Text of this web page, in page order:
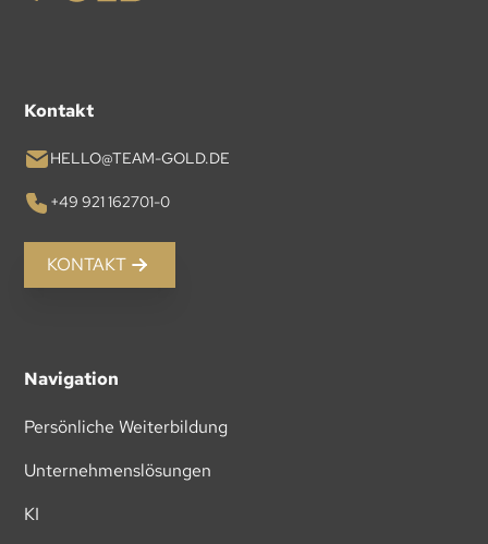
Kontakt
HELLO@TEAM-GOLD.DE
+49 921 162701-0
KONTAKT
Navigation
Persönliche Weiterbildung
Unternehmenslösungen
KI